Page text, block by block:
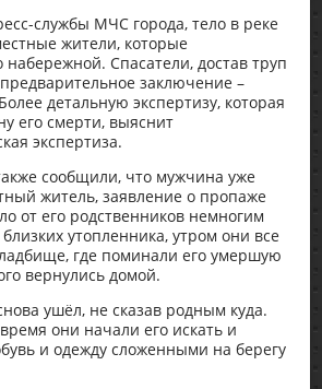
службы МЧС города, тело в реке
жители, которые
набережной. Спасатели, достав труп
заключение –
детальную экспертизу, которая
его смерти, выяснит
экспертиза.
сообщили, что мужчина уже
житель, заявление о пропаже
от его родственников немногим
утопленника, утром они все
где поминали его умершую
вернулись домой.
ушёл, не сказав родным куда.
они начали его искать и
и одежду сложенными на берегу